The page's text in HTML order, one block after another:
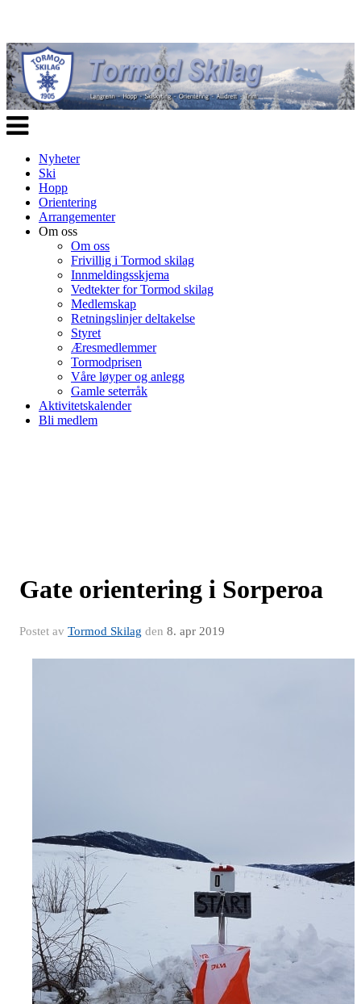
Veksle
navigasjon
Nyheter
Ski
Hopp
Orientering
Arrangementer
Om oss
Om oss
Frivillig i Tormod skilag
Innmeldingsskjema
Vedtekter for Tormod skilag
Medlemskap
Retningslinjer deltakelse
Styret
Æresmedlemmer
Tormodprisen
Våre løyper og anlegg
Gamle seterråk
Aktivitetskalender
Bli medlem
Gate orientering i Sorperoa
Postet av Tormod Skilag den 8. apr 2019